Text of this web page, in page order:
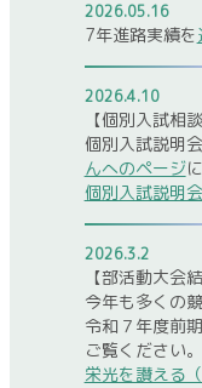
2026.05.16
7年進路実績を
2026.4.10
【個別入試相談
個別入試説明
んへのページ
個別入試説明会
2026.3.2
【部活動大会
今年も多くの
令和７年度前
ご覧ください。
栄光を讃える